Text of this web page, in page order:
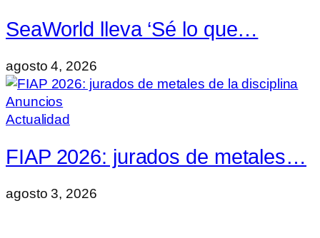
SeaWorld lleva ‘Sé lo que…
agosto 4, 2026
Actualidad
FIAP 2026: jurados de metales…
agosto 3, 2026